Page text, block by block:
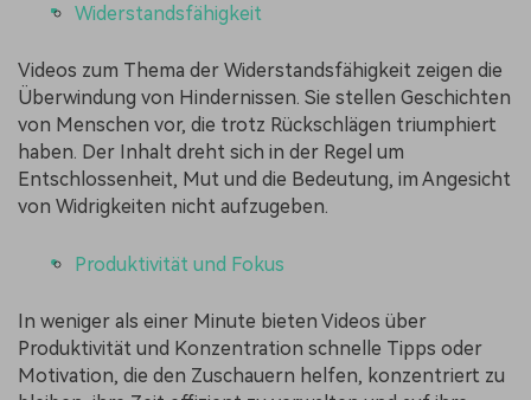
Widerstandsfähigkeit
Videos zum Thema der Widerstandsfähigkeit zeigen die
Überwindung von Hindernissen. Sie stellen Geschichten
von Menschen vor, die trotz Rückschlägen triumphiert
haben. Der Inhalt dreht sich in der Regel um
Entschlossenheit, Mut und die Bedeutung, im Angesicht
von Widrigkeiten nicht aufzugeben.
Produktivität und Fokus
In weniger als einer Minute bieten Videos über
Produktivität und Konzentration schnelle Tipps oder
Motivation, die den Zuschauern helfen, konzentriert zu